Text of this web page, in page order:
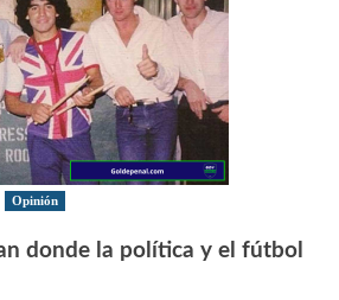
Opinión
donde la política y el fútbol